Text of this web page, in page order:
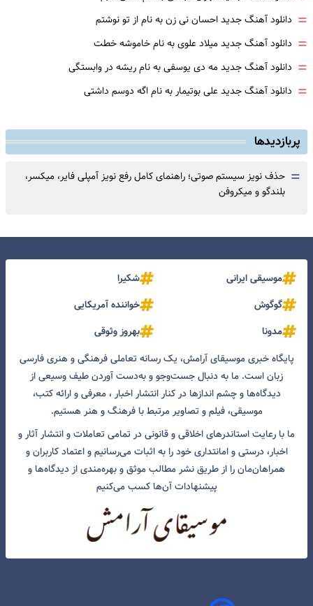
= دانلود آهنگ جدید احسان نی زن به نام از تو نوشتم
= دانلود آهنگ جدید میلاد علوی به نام خاموشه خطت
= دانلود آهنگ جدید مه دی یوسفی به نام ریشه در وابستگی
= دانلود آهنگ جدید علی بوتیمار به نام اگه دوسم داشتی
پربازدیدها
= حذف نویز سیستم صوتی؛ راهنمای کامل رفع نویز آمپلی فایر، میکسر،
بلندگو و میکروفن
موسیقی ایرانی
شکیرا
گوگوش
خواننده آمریکایی
مدونا
بهروز وثوقی
پایگاه خبری موسیقای آرامش، یک رسانه تعاملی فرهنگی و هنری فارسی
زبان است. ما به دنبال جست‌و‌جو و به‌دست آوردن طیف وسیعی از
دیدگاه‌ها و چشم انداز‌ها در کنار انتشار اخبار ، معرفی و ارائه کتب،
موسیقی، فیلم و تصاویر مرتبط با فرهنگ و هنر هستیم.
ما با رعایت استاندرهای اخلاقی و قانونی در تمامی تعاملات و انتشار آثار و
اخبار، درستی و امانتداری خود را به اثبات می‌رسانیم و اعتماد کاربران و
همراهان‌مان را از طریق نشر مطالب موثق و بهره‌مندی از دیدگاه‌ها و
پیشنهادات آن‌ها کسب می‌کنیم